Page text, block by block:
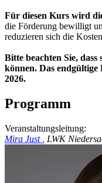
Für diesen Kurs wird
die Förderung bewilligt
reduzieren sich die
B​​​​itte beachten Sie,
können. Das
2026.
Programm
Veranstaltungsleitung:
Mira Just
, LWK